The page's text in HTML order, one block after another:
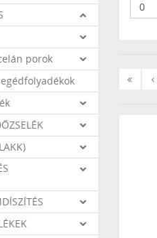
porok
«
‹